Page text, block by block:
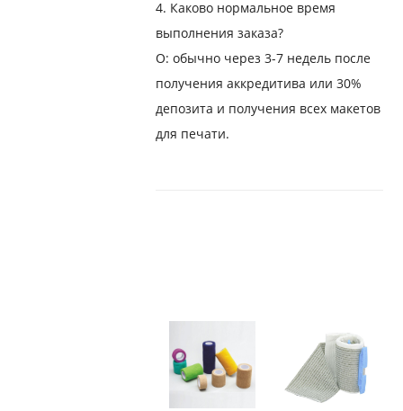
4. Каково нормальное время
выполнения заказа?
О: обычно через 3-7 недель после
получения аккредитива или 30%
депозита и получения всех макетов
для печати.